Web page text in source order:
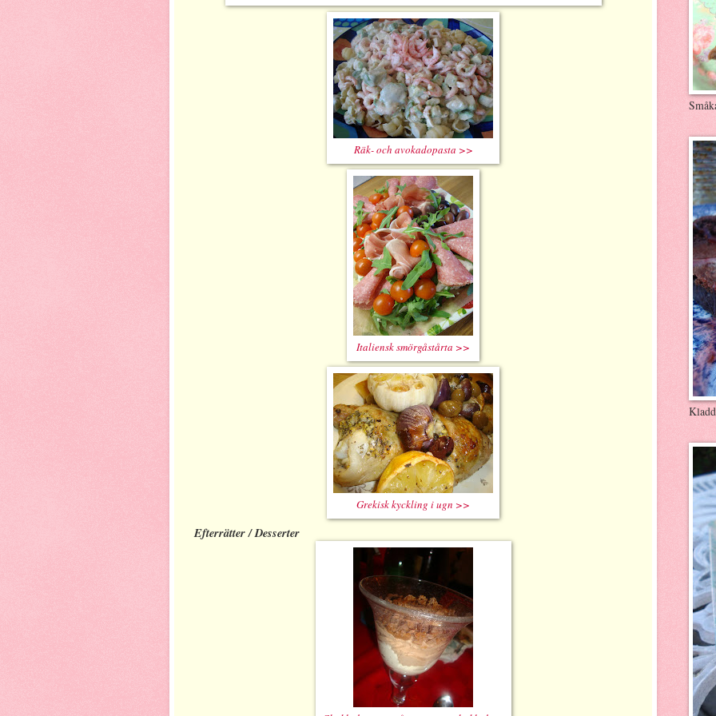
Räk- och avokadopasta >>
Italiensk smörgåstårta >>
Grekisk kyckling i ugn >>
Efterrätter / Desserter